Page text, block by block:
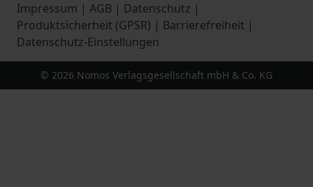
Impressum | AGB | Datenschutz |
Produktsicherheit (GPSR) | Barrierefreiheit |
Datenschutz-Einstellungen
© 2026 Nomos Verlagsgesellschaft mbH & Co. KG